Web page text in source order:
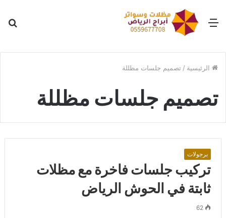
القائمة
الرئيسية / تصميم جلسات مظللة
تصميم جلسات مظللة
برجولات
تركيب جلسات فاخرة مع مظلات
ثابتة في الحوش الرياض
62